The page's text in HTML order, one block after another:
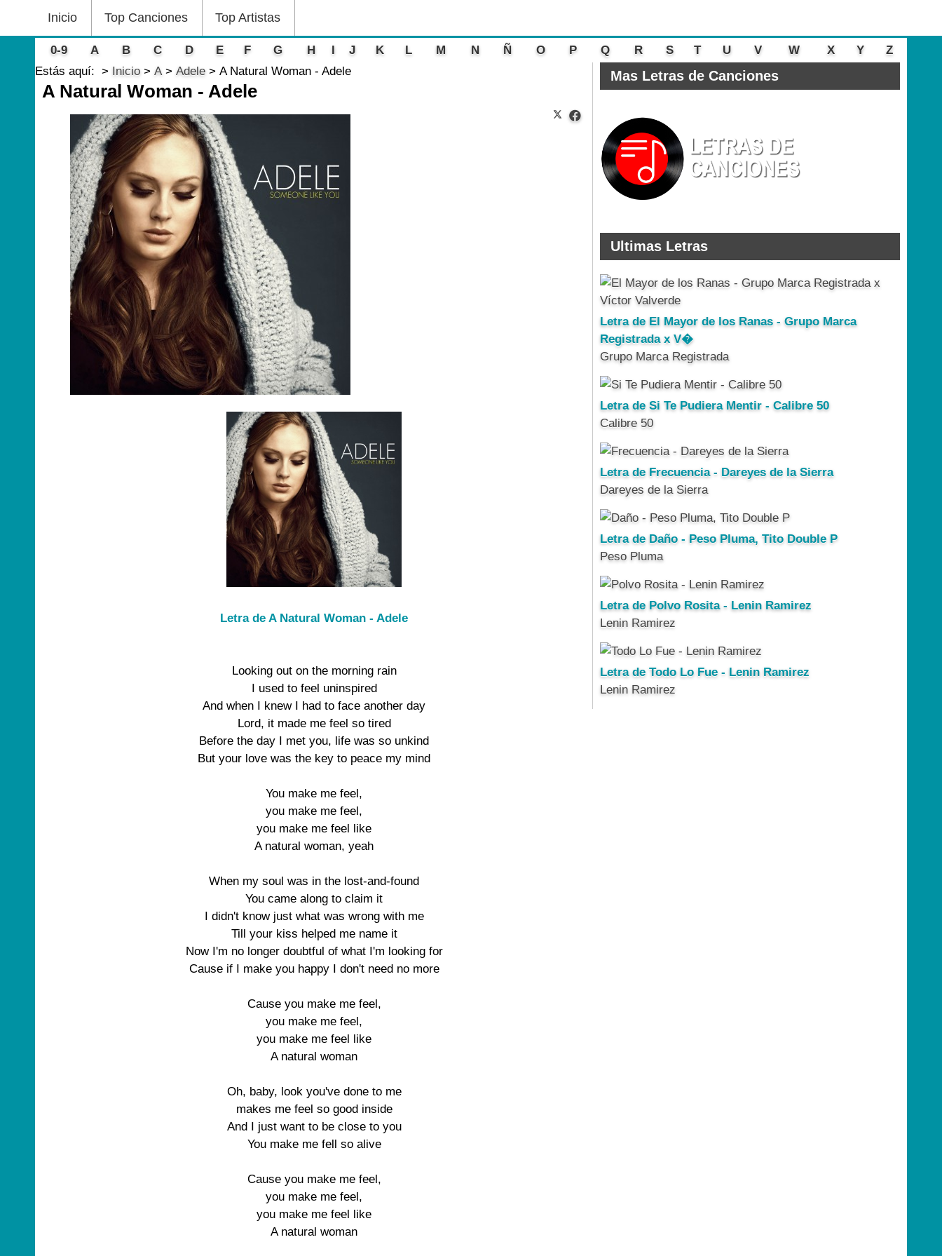
Inicio Top Canciones Top Artistas
0-9 A B C D E F G H I J K L M N Ñ O P Q R S T U V W X Y
Z
Estás aquí:
Inicio A Adele A Natural Woman - Adele
A Natural Woman - Adele
Letra de A Natural Woman - Adele
Looking out on the morning rain
I used to feel uninspired
And when I knew I had to face another day
Lord, it made me feel so tired
Before the day I met you, life was so unkind
But your love was the key to peace my mind
You make me feel,
you make me feel,
you make me feel like
A natural woman, yeah
When my soul was in the lost-and-found
You came along to claim it
I didn't know just what was wrong with me
Till your kiss helped me name it
Now I'm no longer doubtful of what I'm looking for
Cause if I make you happy I don't need no more
Cause you make me feel,
you make me feel,
you make me feel like
A natural woman
Oh, baby, look you've done to me
makes me feel so good inside
And I just want to be close to you
You make me fell so alive
Cause you make me feel,
you make me feel,
you make me feel like
A natural woman
Mas Letras de Canciones
Ultimas Letras
Letra de El Mayor de los Ranas - Grupo Marca
Registrada x V�
Grupo Marca Registrada
Letra de Si Te Pudiera Mentir - Calibre 50
Calibre 50
Letra de Frecuencia - Dareyes de la Sierra
Dareyes de la Sierra
Letra de Daño - Peso Pluma, Tito Double P
Peso Pluma
Letra de Polvo Rosita - Lenin Ramirez
Lenin Ramirez
Letra de Todo Lo Fue - Lenin Ramirez
Lenin Ramirez